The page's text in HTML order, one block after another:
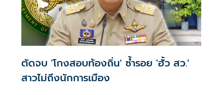
ตัดจบ 'โกงสอบท้องถิ่น' ซ้ำรอย 'ฮั้ว สว.'
สาวไม่ถึงนักการเมือง